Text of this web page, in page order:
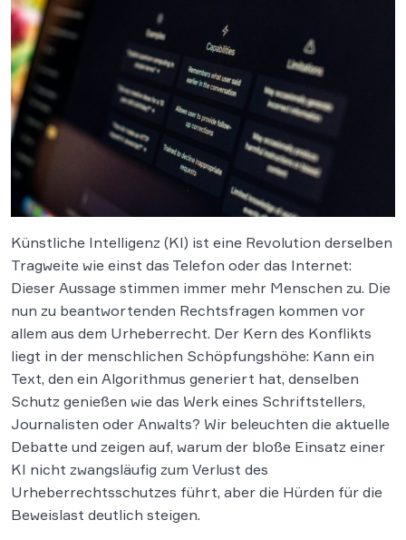
Künstliche Intelligenz (KI) ist eine Revolution derselben
Tragweite wie einst das Telefon oder das Internet:
Dieser Aussage stimmen immer mehr Menschen zu. Die
nun zu beantwortenden Rechtsfragen kommen vor
allem aus dem Urheberrecht. Der Kern des Konflikts
liegt in der menschlichen Schöpfungshöhe: Kann ein
Text, den ein Algorithmus generiert hat, denselben
Schutz genießen wie das Werk eines Schriftstellers,
Journalisten oder Anwalts? Wir beleuchten die aktuelle
Debatte und zeigen auf, warum der bloße Einsatz einer
KI nicht zwangsläufig zum Verlust des
Urheberrechtsschutzes führt, aber die Hürden für die
Beweislast deutlich steigen.